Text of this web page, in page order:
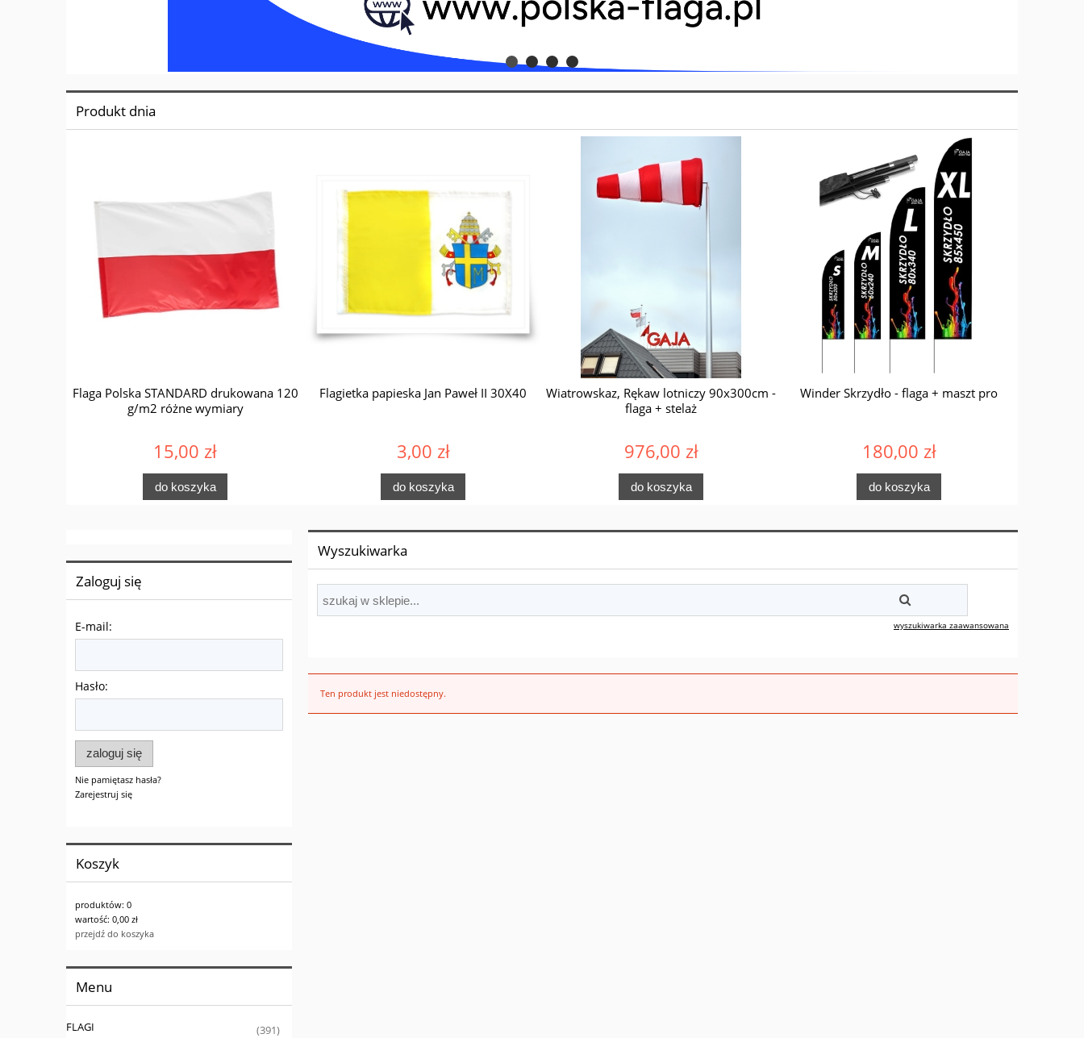
Produkt dnia
Flaga Polska STANDARD drukowana 120
g/m2 różne wymiary
15,00 zł
do koszyka
Flagietka papieska Jan Paweł II 30X40
3,00 zł
do koszyka
Wiatrowskaz, Rękaw lotniczy 90x300cm -
flaga + stelaż
976,00 zł
do koszyka
Winder Skrzydło - flaga + maszt pro
180,00 zł
do koszyka
Zaloguj się
E-mail:
Hasło:
zaloguj się
Nie pamiętasz hasła?
Zarejestruj się
Koszyk
produktów: 0
wartość: 0,00 zł
przejdź do koszyka
Menu
FLAGI (391)
Wyszukiwarka
wyszukiwarka zaawansowana
Ten produkt jest niedostępny.